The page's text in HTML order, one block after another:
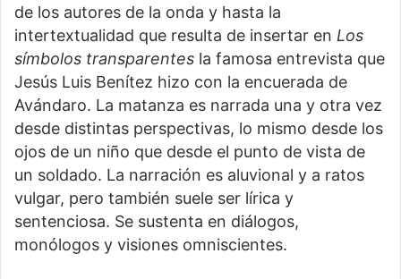
de los autores de la onda y hasta la
intertextualidad que resulta de insertar en Los
símbolos transparentes la famosa entrevista que
Jesús Luis Benítez hizo con la encuerada de
Avándaro. La matanza es narrada una y otra vez
desde distintas perspectivas, lo mismo desde los
ojos de un niño que desde el punto de vista de
un soldado. La narración es aluvional y a ratos
vulgar, pero también suele ser lírica y
sentenciosa. Se sustenta en diálogos,
monólogos y visiones omniscientes.